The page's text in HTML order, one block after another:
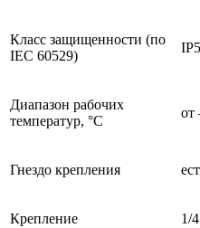
Класс защищенности (по
IEC 60529)
Диапазон рабочих
температур, °С
от
Гнездо крепления
Крепление 1/